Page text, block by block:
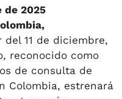
de 2025
del 11 de diciembre,
reconocido como
de consulta de
Colombia, estrenará